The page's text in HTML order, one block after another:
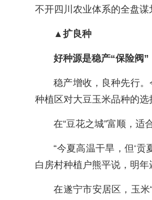
不开四川农业体系的全盘谋
▲扩良种
好种源是稳产“保险阀”
稳产增收，良种先行
种植区对大豆玉米品种的
在“豆花之城”富顺，适
“今夏高温干旱，但‘
白房村种植户熊平说，明
在遂宁市安居区，玉